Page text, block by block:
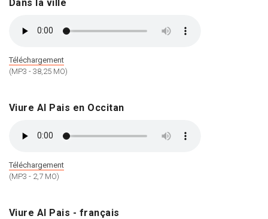
Dans la ville
Téléchargement
(MP3 - 38,25 MO)
Viure Al Pais en Occitan
Téléchargement
(MP3 - 2,7 MO)
Viure Al Pais - français